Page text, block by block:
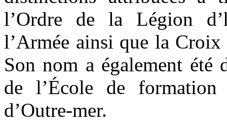
l’Ordre de la Légion
l’Armée ainsi que la
Son nom a également
de l’École de formation
d’Outre-mer.